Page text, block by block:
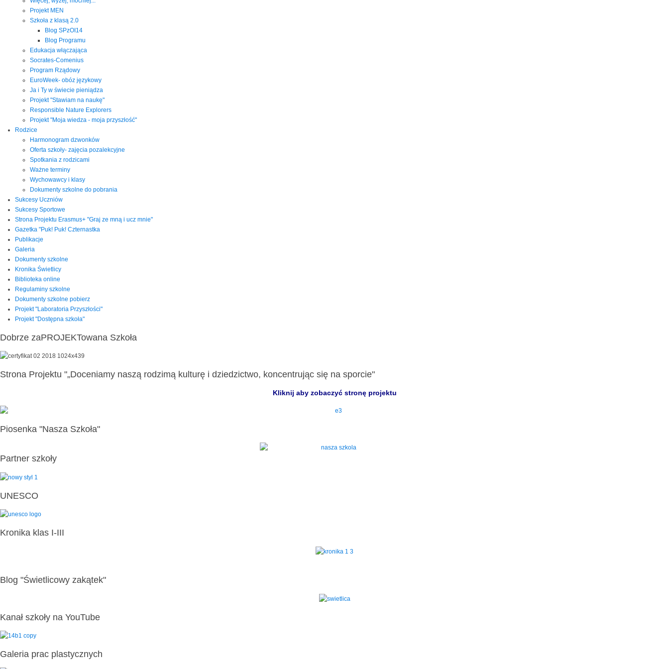
Projekt MEN
Szkoła z klasą 2.0
Blog SPzOI14
Blog Programu
Edukacja włączająca
Socrates-Comenius
Program Rządowy
EuroWeek- obóz językowy
Ja i Ty w świecie pieniądza
Projekt "Stawiam na naukę"
Responsible Nature Explorers
Projekt "Moja wiedza - moja przyszłość"
Rodzice
Harmonogram dzwonków
Oferta szkoły- zajęcia pozalekcyjne
Spotkania z rodzicami
Ważne terminy
Wychowawcy i klasy
Dokumenty szkolne do pobrania
Sukcesy Uczniów
Sukcesy Sportowe
Strona Projektu Erasmus+ "Graj ze mną i ucz mnie"
Gazetka "Puk! Puk! Czternastka
Publikacje
Galeria
Dokumenty szkolne
Kronika Świetlicy
Biblioteka online
Regulaminy szkolne
Dokumenty szkolne pobierz
Projekt "Laboratoria Przyszłości"
Projekt "Dostępna szkoła"
Dobrze zaPROJEKTowana Szkoła
Strona Projektu "„Doceniamy naszą rodzimą kulturę i dziedzictwo, koncentrując się na sporcie"
Kliknij aby zobaczyć stronę projektu
Piosenka "Nasza Szkoła"
Partner szkoły
UNESCO
Kronika klas I-III
Blog "Świetlicowy zakątek"
Kanał szkoły na YouTube
Galeria prac plastycznych